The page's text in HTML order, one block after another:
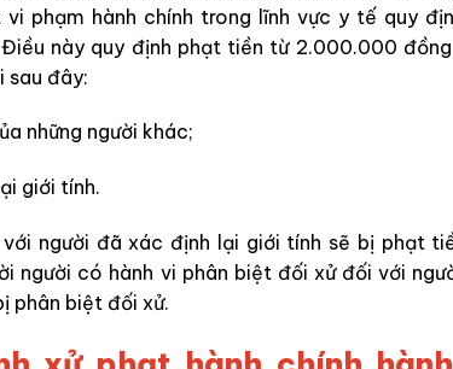
phạm hành chính trong lĩnh vực y tế quy
này quy định phạt tiền từ 2.000.000
sau đây:
những người khác;
giới tính.
người đã xác định lại giới tính sẽ bị phạt
có hành vi phân biệt đối xử đối với
phân biệt đối xử.